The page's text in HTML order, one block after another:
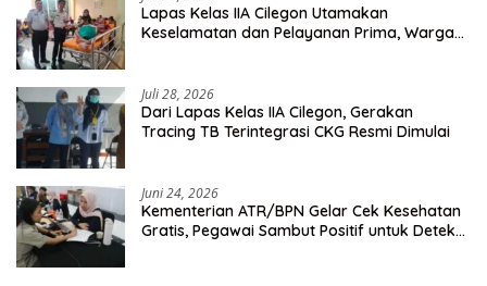
Lapas Kelas IIA Cilegon Utamakan
Keselamatan dan Pelayanan Prima, Warga
Juli 28, 2026
Dari Lapas Kelas IIA Cilegon, Gerakan
Tracing TB Terintegrasi CKG Resmi Dimulai
Juni 24, 2026
Kementerian ATR/BPN Gelar Cek Kesehatan
Gratis, Pegawai Sambut Positif untuk Deteksi